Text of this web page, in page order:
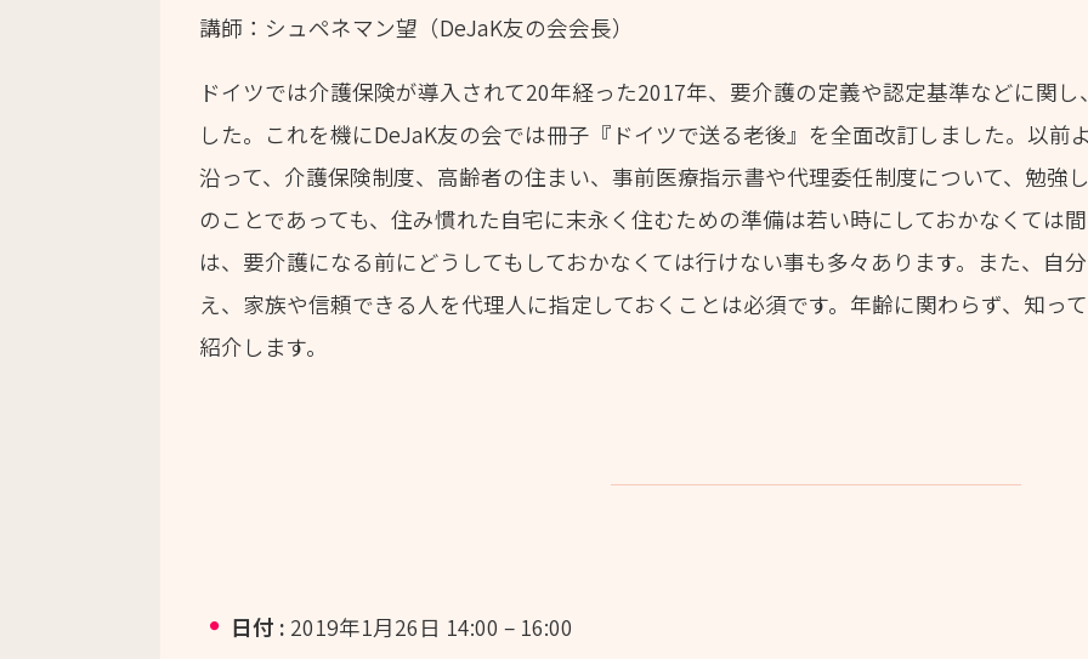
講師：シュペネマン望（DeJaK友の会会長）
ドイツでは介護保険が導入されて20年経った2017年、要介護の定義や認定基準などに関
した。これを機にDeJaK友の会では冊子『ドイツで送る老後』を全面改訂しました。以前
沿って、介護保険制度、高齢者の住まい、事前医療指示書や代理委任制度について、勉強
のことであっても、住み慣れた自宅に末永く住むための準備は若い時にしておかなくては
は、要介護になる前にどうしてもしておかなくては行けない事も多々あります。また、自
え、家族や信頼できる人を代理人に指定しておくことは必須です。年齢に関わらず、知っ
紹介します。
日付 : 2019年1月26日 14:00 – 16:00